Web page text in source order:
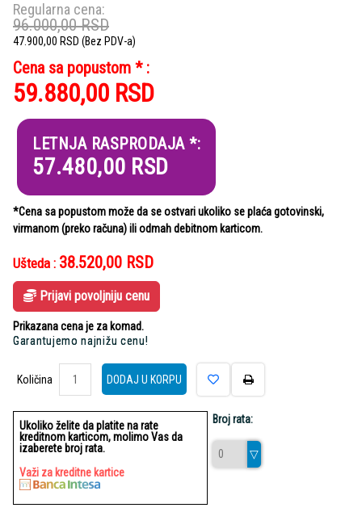
Regularna cena:
96.000,00RSD
47.900,00 RSD (Bez PDV-a)
Cena sa popustom * :
59.880,00 RSD
LETNJA RASPRODAJA *:
57.480,00 RSD
*Cena sa popustom može da se ostvari ukoliko se plaća gotovinski,
virmanom (preko računa) ili odmah debitnom karticom.
Ušteda : 38.520,00 RSD
Prijavi povoljniju cenu
Prikazana cena je za komad.
Garantujemo najnižu cenu!
Količina
Količina
DODAJ U KORPU
Ukoliko želite da platite na rate
kreditnom karticom, molimo Vas da
izaberete broj rata.
Važi za kreditne kartice
Broj rata: